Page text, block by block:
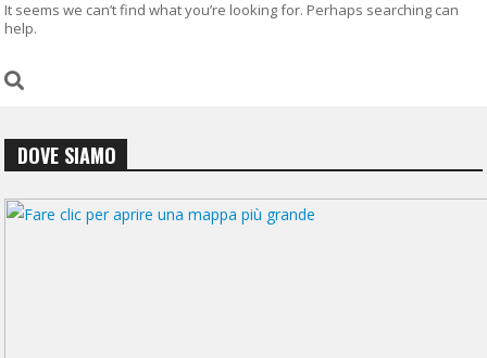
It seems we can’t find what you’re looking for. Perhaps searching can
help.
DOVE SIAMO